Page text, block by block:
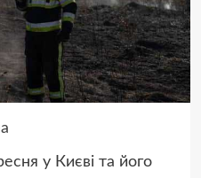
у Києві та його